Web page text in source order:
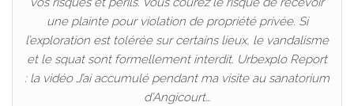
une plainte pour violation de propriété privée. Si
l’exploration est tolérée sur certains lieux, le vandalisme
et le squat sont formellement interdit. Urbexplo Report
: la vidéo J’ai accumulé pendant ma visite au sanatorium
d’Angicourt…